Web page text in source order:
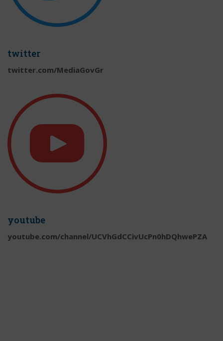
twitter
twitter.com/MediaGovGr
youtube
youtube.com/channel/UCVhGdCCivUcPn0hDQhwePZA